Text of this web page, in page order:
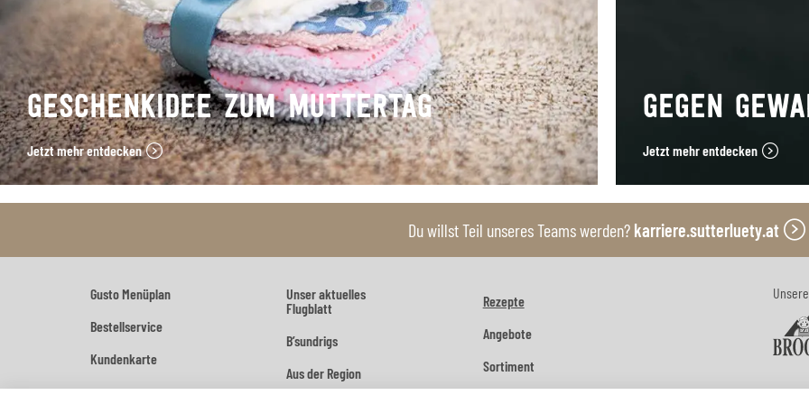
GESCHENKIDEE ZUM MUTTERTAG
Jetzt mehr entdecken
GEGEN
Jetzt mehr entdecken
Du willst Teil unseres Teams werden? karriere.sutterluety.at
Gusto Menüplan
Bestellservice
Kundenkarte
Unser aktuelles
Flugblatt
B’sundrigs
Aus der Region
Rezepte
Angebote
Sortiment